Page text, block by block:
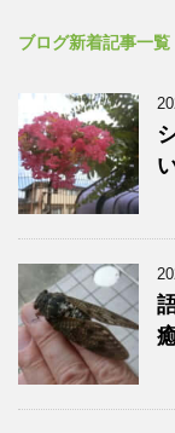
ブログ新着記事一覧